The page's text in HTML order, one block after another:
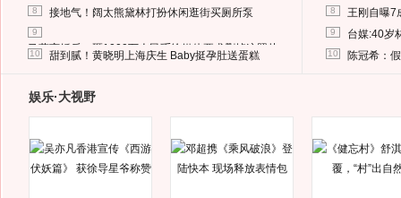
8 接地气！阔太熊黛林打扮休闲逛街买厕所泵
9
马蓉离婚后，砸1000万人民币给媒体要求删掉这照片
10 甜到腻！黄晓明上海庆生 Baby挺孕肚送蛋糕
8 王刚自曝7
9 台媒:40岁
10 陈冠希：
娱乐·大视野